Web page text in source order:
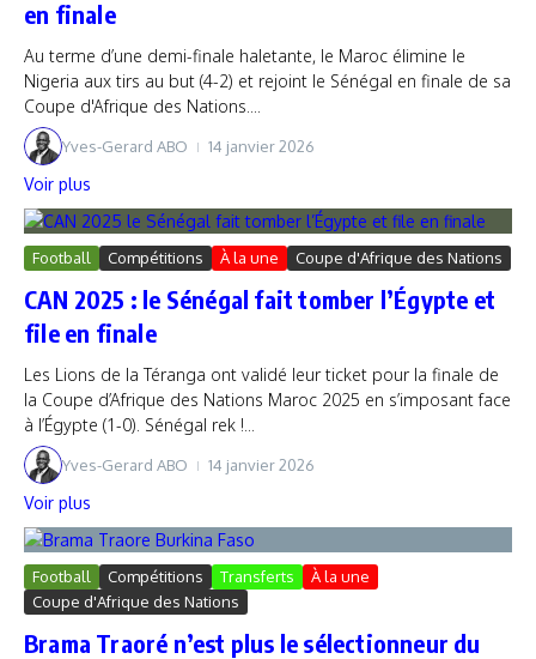
en finale
Au terme d’une demi-finale haletante, le Maroc élimine le
Nigeria aux tirs au but (4-2) et rejoint le Sénégal en finale de sa
Coupe d'Afrique des Nations....
Yves-Gerard ABO 14 janvier 2026
Voir plus
Football Compétitions À la une Coupe d'Afrique des Nations
CAN 2025 : le Sénégal fait tomber l’Égypte et
file en finale
Les Lions de la Téranga ont validé leur ticket pour la finale de
la Coupe d’Afrique des Nations Maroc 2025 en s’imposant face
à l’Égypte (1-0). Sénégal rek !...
Yves-Gerard ABO 14 janvier 2026
Voir plus
Football Compétitions Transferts
À la une
Coupe d'Afrique des Nations
Brama Traoré n’est plus le sélectionneur du